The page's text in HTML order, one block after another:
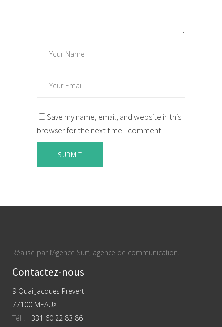
Save my name, email, and website in this
browser for the next time I comment.
Réalisé par l’Agence Surf, agence de communication.
Contactez-nous
9 Quai Jacques Prevert
77100 MEAUX
Tél : +331 60 22 83 86